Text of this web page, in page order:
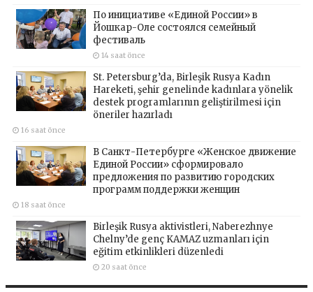
По инициативе «Единой России» в
Йошкар-Оле состоялся семейный
фестиваль
14 saat önce
St. Petersburg’da, Birleşik Rusya Kadın
Hareketi, şehir genelinde kadınlara yönelik
destek programlarının geliştirilmesi için
öneriler hazırladı
16 saat önce
В Санкт-Петербурге «Женское движение
Единой России» сформировало
предложения по развитию городских
программ поддержки женщин
18 saat önce
Birleşik Rusya aktivistleri, Naberezhnye
Chelny’de genç KAMAZ uzmanları için
eğitim etkinlikleri düzenledi
20 saat önce